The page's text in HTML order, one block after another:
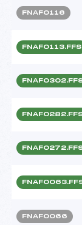
FNAF0116
FNAF0113.FFS
FNAF0066